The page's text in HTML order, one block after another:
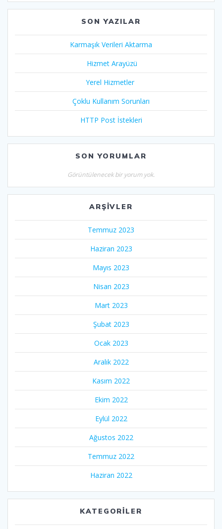
SON YAZILAR
Karmaşık Verileri Aktarma
Hizmet Arayüzü
Yerel Hizmetler
Çoklu Kullanım Sorunları
HTTP Post İstekleri
SON YORUMLAR
Görüntülenecek bir yorum yok.
ARŞIVLER
Temmuz 2023
Haziran 2023
Mayıs 2023
Nisan 2023
Mart 2023
Şubat 2023
Ocak 2023
Aralık 2022
Kasım 2022
Ekim 2022
Eylül 2022
Ağustos 2022
Temmuz 2022
Haziran 2022
KATEGORILER